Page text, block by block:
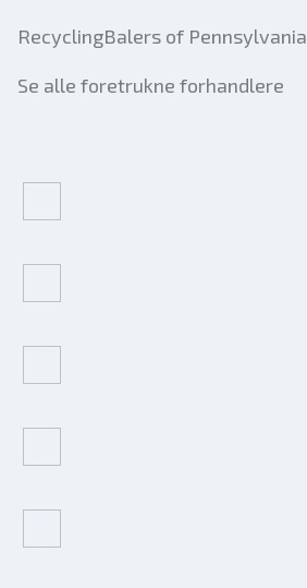
RecyclingBalers of Pennsylvania
Se alle foretrukne forhandlere